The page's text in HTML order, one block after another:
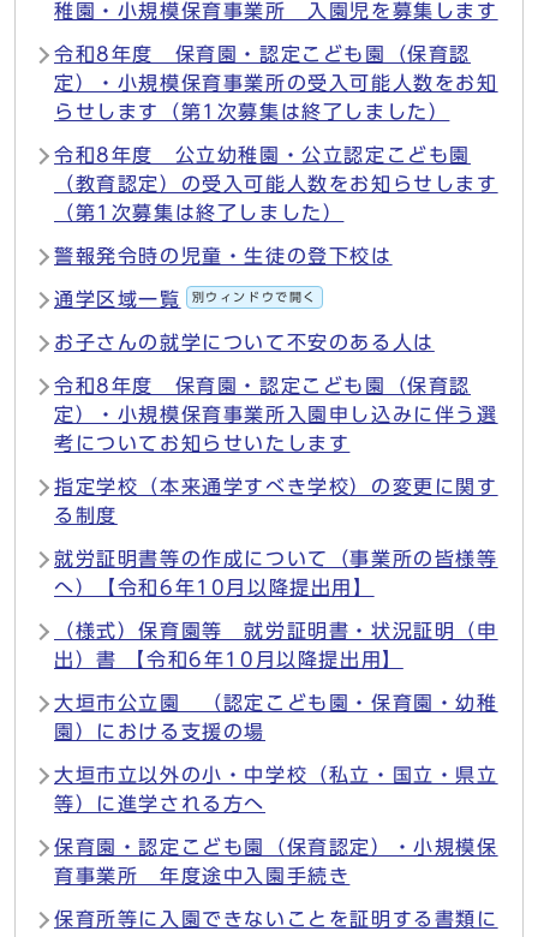
稚園・小規模保育事業所 入園児を募集します
令和8年度 保育園・認定こども園（保育認
定）・小規模保育事業所の受入可能人数をお知
らせします（第1次募集は終了しました）
令和8年度 公立幼稚園・公立認定こども園
（教育認定）の受入可能人数をお知らせします
（第1次募集は終了しました）
警報発令時の児童・生徒の登下校は
通学区域一覧 別ウィンドウで開く
お子さんの就学について不安のある人は
令和8年度 保育園・認定こども園（保育認
定）・小規模保育事業所入園申し込みに伴う選
考についてお知らせいたします
指定学校（本来通学すべき学校）の変更に関す
る制度
就労証明書等の作成について（事業所の皆様等
へ）【令和6年10月以降提出用】
（様式）保育園等 就労証明書・状況証明（申
出）書 【令和6年10月以降提出用】
大垣市公立園 （認定こども園・保育園・幼稚
園）における支援の場
大垣市立以外の小・中学校（私立・国立・県立
等）に進学される方へ
保育園・認定こども園（保育認定）・小規模保
育事業所 年度途中入園手続き
保育所等に入園できないことを証明する書類に